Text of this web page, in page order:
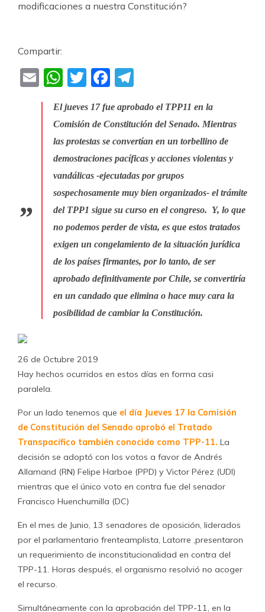
Compartir:
EmailWhatsApp
TwitterFacebook
El jueves 17 fue aprobado el TPP11 en la
Comisión de Constitución del Senado. Mientras
las protestas se convertían en un torbellino de
demostraciones pacíficas y acciones violentas y
vandálicas -ejecutadas por grupos
sospechosamente muy bien organizados- el trámite
del TPP1 sigue su curso en el congreso. Y, lo que
no podemos perder de vista, es que estos tratados
exigen un congelamiento de la situación jurídica
de los países firmantes, por lo tanto, de ser
aprobado definitivamente por Chile, se convertiría
en un candado que elimina o hace muy cara la
posibilidad de cambiar la Constitución.
26 de Octubre 2019
Hay hechos ocurridos en estos días en forma casi
paralela.
Por un lado tenemos que el día Jueves 17 la Comisión
de Constitución del Senado aprobó el Tratado
Transpacífico también conocido como TPP-11. La
decisión se adoptó con los votos a favor de Andrés
Allamand (RN) Felipe Harboe (PPD) y Victor Pérez (UDI)
mientras que el único voto en contra fue del senador
Francisco Huenchumilla (DC)
En el mes de Junio, 13 senadores de oposición, liderados
por el parlamentario frenteamplista, Latorre ,presentaron
un requerimiento de inconstitucionalidad en contra del
TPP-11. Horas después, el organismo resolvió no acoger
el recurso.
Simultáneamente con la aprobación del TPP-11, en la